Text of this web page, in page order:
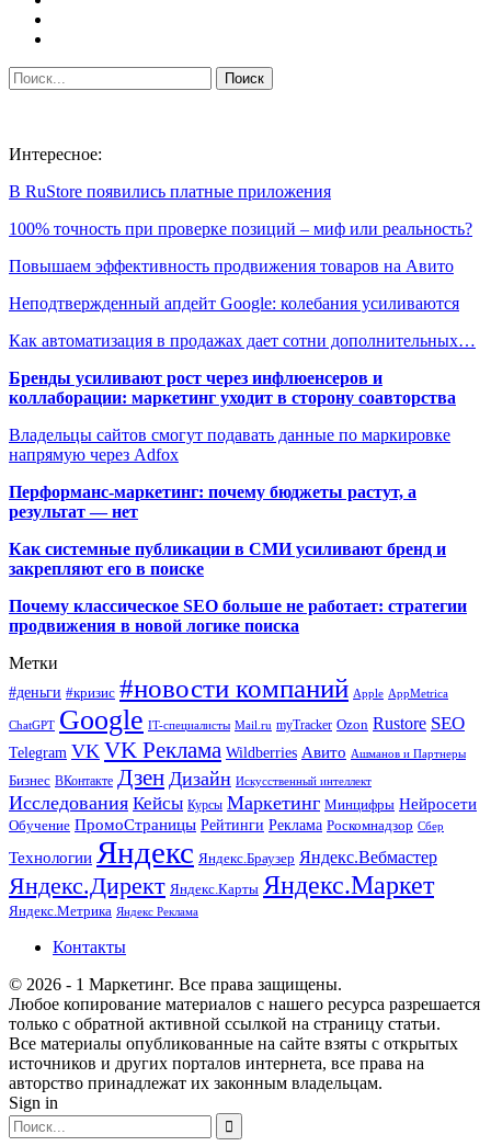
Интересное:
В RuStore появились платные приложения
100% точность при проверке позиций – миф или реальность?
Повышаем эффективность продвижения товаров на Авито
Неподтвержденный апдейт Google: колебания усиливаются
Как автоматизация в продажах дает сотни дополнительных…
Бренды усиливают рост через инфлюенсеров и
коллаборации: маркетинг уходит в сторону соавторства
Владельцы сайтов смогут подавать данные по маркировке
напрямую через Adfox
Перформанс-маркетинг: почему бюджеты растут, а
результат — нет
Как системные публикации в СМИ усиливают бренд и
закрепляют его в поиске
Почему классическое SEO больше не работает: стратегии
продвижения в новой логике поиска
Метки
#деньги #кризис #новости компаний Apple AppMetrica
ChatGPT Google IT-специалисты Mail.ru myTracker Ozon Rustore SEO
Telegram VK VK Реклама Wildberries Авито Ашманов и Партнеры
Бизнес ВКонтакте Дзен Дизайн Искусственный интеллект
Исследования Кейсы Курсы Маркетинг Минцифры Нейросети
Обучение ПромоСтраницы Рейтинги Реклама Роскомнадзор Сбер
Технологии Яндекс Яндекс.Браузер Яндекс.Вебмастер
Яндекс.Директ Яндекс.Карты Яндекс.Маркет
Яндекс.Метрика Яндекс Реклама
Контакты
© 2026 - 1 Маркетинг. Все права защищены.
Любое копирование материалов с нашего ресурса разрешается
только с обратной активной ссылкой на страницу статьи.
Все материалы опубликованные на сайте взяты с открытых
источников и других порталов интернета, все права на
авторство принадлежат их законным владельцам.
Sign in